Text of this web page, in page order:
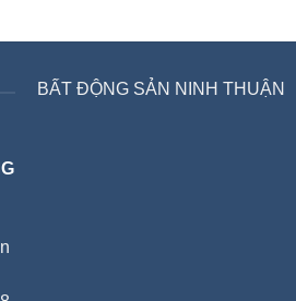
BẤT ĐỘNG SẢN NINH THUẬN